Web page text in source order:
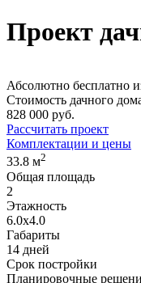
Проект
Абсолютно бесплатно
Стоимость дачного
828 000 руб.
Рассчитать проект
Комплектации и цены
33.8 м2
Общая площадь
2
Этажность
6.0х4.0
Габариты
14 дней
Срок постройки
Планировочные